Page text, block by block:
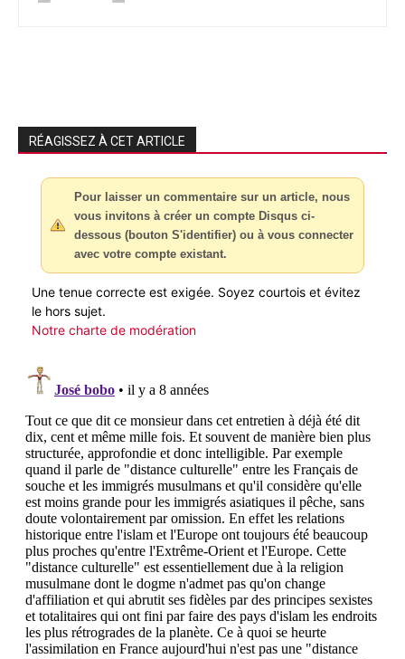
RÉAGISSEZ À CET ARTICLE
Pour laisser un commentaire sur un article, nous
vous invitons à créer un compte Disqus ci-
dessous (bouton S'identifier) ou à vous connecter
avec votre compte existant.
Une tenue correcte est exigée. Soyez courtois et évitez
le hors sujet.
Notre charte de modération